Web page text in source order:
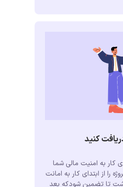
کنید
کار به امنیت مالی شما
را از ابتدای کار به امانت
تا تضمین شودکه بعد